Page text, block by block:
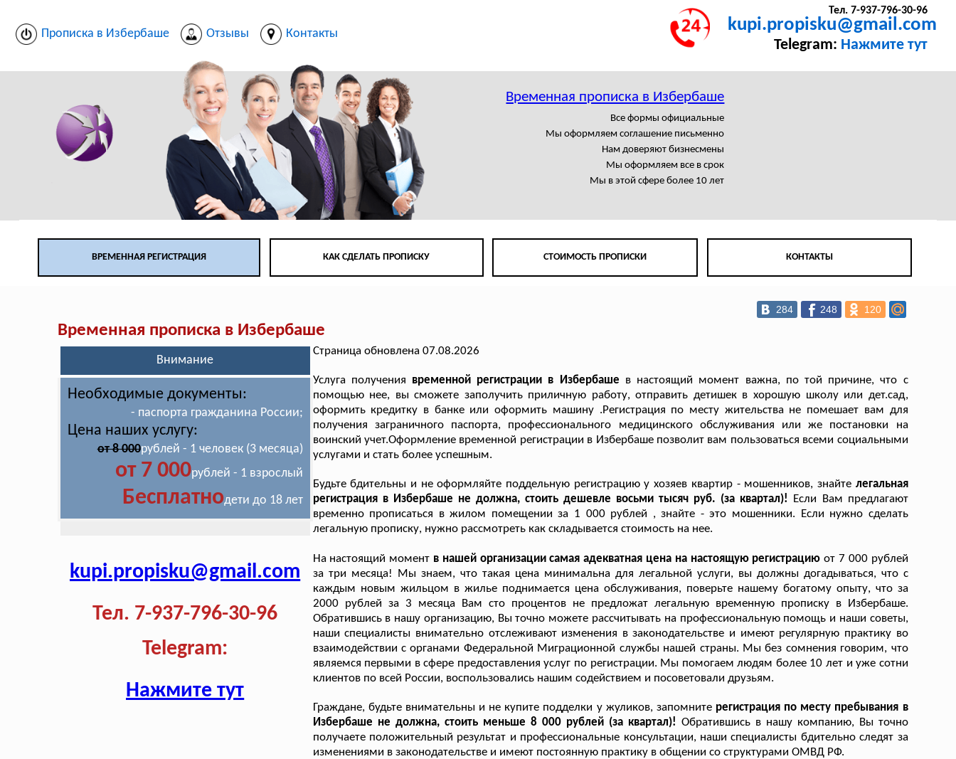
Прописка в Избербаше Отзывы Контакты
Тел. 7-937-796-30-96
kupi.propisku@gmail.com
Telegram: Нажмите тут
Временная прописка в Избербаше
Все формы официальные
Мы оформляем соглашение письменно
Нам доверяют бизнесмены
Мы оформляем все в срок
Мы в этой сфере более 10 лет
ВРЕМЕННАЯ РЕГИСТРАЦИЯ КАК СДЕЛАТЬ ПРОПИСКУ СТОИМОСТЬ ПРОПИСКИ КОНТАКТЫ
284 248 120
Временная прописка в Избербаше
Внимание
Необходимые документы:
- паспорта гражданина России;
Цена наших услугу:
от 8 000рублей - 1 человек (3 месяца)
от 7 000рублей - 1 взрослый
Бесплатнодети до 18 лет
kupi.propisku@gmail.com
Тел. 7-937-796-30-96
Telegram:
Нажмите тут
Страница обновлена 07.08.2026
Услуга получения временной регистрации в Избербаше в настоящий момент важна, по той причине, что с
помощью нее, вы сможете заполучить приличную работу, отправить детишек в хорошую школу или дет.сад,
оформить кредитку в банке или оформить машину .Регистрация по месту жительства не помешает вам для
получения заграничного паспорта, профессионального медицинского обслуживания или же постановки на
воинский учет.Оформление временной регистрации в Избербаше позволит вам пользоваться всеми социальными
услугами и стать более успешным.
Будьте бдительны и не оформляйте поддельную регистрацию у хозяев квартир - мошенников, знайте легальная
регистрация в Избербаше не должна, стоить дешевле восьми тысяч руб. (за квартал)! Если Вам предлагают
временно прописаться в жилом помещении за 1 000 рублей , знайте - это мошенники. Если нужно сделать
легальную прописку, нужно рассмотреть как складывается стоимость на нее.
На настоящий момент в нашей организации самая адекватная цена на настоящую регистрациюот 7 000 рублей
за три месяца! Мы знаем, что такая цена минимальна для легальной услуги, вы должны догадываться, что с
каждым новым жильцом в жилье поднимается цена обслуживания, поверьте нашему богатому опыту, что за
2000 рублей за 3 месяца Вам сто процентов не предложат легальную временную прописку в Избербаше.
Обратившись в нашу организацию, Вы точно можете рассчитывать на профессиональную помощь и наши советы,
наши специалисты внимательно отслеживают изменения в законодательстве и имеют регулярную практику во
взаимодействии с органами Федеральной Миграционной службы нашей страны. Мы без сомнения говорим, что
являемся первыми в сфере предоставления услуг по регистрации. Мы помогаем людям более 10 лет и уже сотни
клиентов по всей России, воспользовались нашим содействием и посоветовали друзьям.
Граждане, будьте внимательны и не купите подделки у жуликов, запомните регистрация по месту пребывания в
Избербаше не должна, стоить меньше 8 000 рублей (за квартал)! Обратившись в нашу компанию, Вы точно
получаете положительный результат и профессиональные консультации, наши специалисты бдительно следят за
изменениями в законодательстве и имеют постоянную практику в общении со структурами ОМВД РФ.